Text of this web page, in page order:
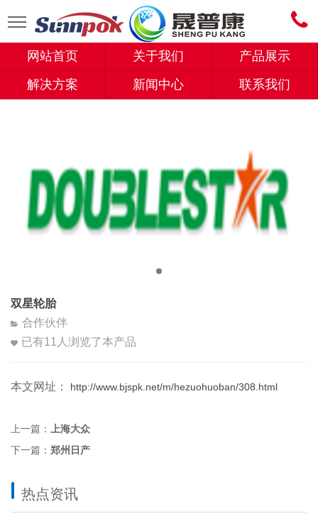
网站首页 关于我们
产品展示
解决方案
新闻中心 联系我们
双星轮胎
合作伙伴
已有11 人浏览了本产品
本文网址： http://www.bjspk.net/m/hezuohuoban/308.html
上一篇：
上海大众
下一篇： 郑州日产
热点资讯